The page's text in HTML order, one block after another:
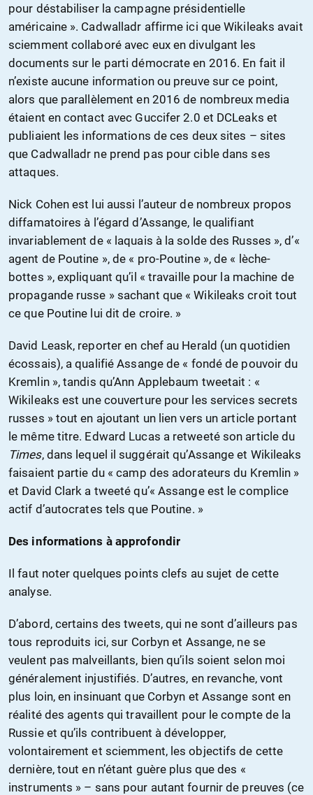
pour déstabiliser la campagne présidentielle
américaine ». Cadwalladr affirme ici que Wikileaks avait
sciemment collaboré avec eux en divulgant les
documents sur le parti démocrate en 2016. En fait il
n’existe aucune information ou preuve sur ce point,
alors que parallèlement en 2016 de nombreux media
étaient en contact avec Guccifer 2.0 et DCLeaks et
publiaient les informations de ces deux sites – sites
que Cadwalladr ne prend pas pour cible dans ses
attaques.
Nick Cohen est lui aussi l’auteur de nombreux propos
diffamatoires à l’égard d’Assange, le qualifiant
invariablement de « laquais à la solde des Russes », d’«
agent de Poutine », de « pro-Poutine », de « lèche-
bottes », expliquant qu’il « travaille pour la machine de
propagande russe » sachant que « Wikileaks croit tout
ce que Poutine lui dit de croire. »
David Leask, reporter en chef au Herald (un quotidien
écossais), a qualifié Assange de « fondé de pouvoir du
Kremlin », tandis qu’Ann Applebaum tweetait : «
Wikileaks est une couverture pour les services secrets
russes » tout en ajoutant un lien vers un article portant
le même titre. Edward Lucas a retweeté son article du
Times, dans lequel il suggérait qu’Assange et Wikileaks
faisaient partie du « camp des adorateurs du Kremlin »
et David Clark a tweeté qu’« Assange est le complice
actif d’autocrates tels que Poutine. »
Des informations à approfondir
Il faut noter quelques points clefs au sujet de cette
analyse.
D’abord, certains des tweets, qui ne sont d’ailleurs pas
tous reproduits ici, sur Corbyn et Assange, ne se
veulent pas malveillants, bien qu’ils soient selon moi
généralement injustifiés. D’autres, en revanche, vont
plus loin, en insinuant que Corbyn et Assange sont en
réalité des agents qui travaillent pour le compte de la
Russie et qu’ils contribuent à développer,
volontairement et sciemment, les objectifs de cette
dernière, tout en n’étant guère plus que des «
instruments » – sans pour autant fournir de preuves (ce